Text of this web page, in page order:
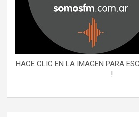
HACE CLIC EN LA IMAGEN PARA
!